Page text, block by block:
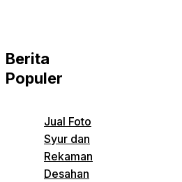
Berita
Populer
Jual Foto
Syur dan
Rekaman
Desahan